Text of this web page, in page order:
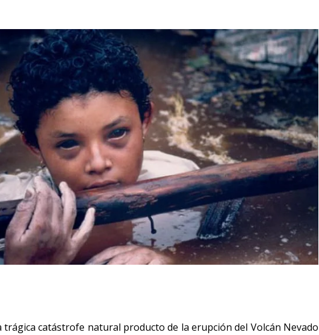
trágica catástrofe natural producto de la erupción del Volcán Nevado